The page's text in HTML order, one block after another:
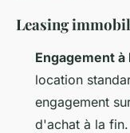
Leasing
Engagement
location
engagement
d'achat à la fin.